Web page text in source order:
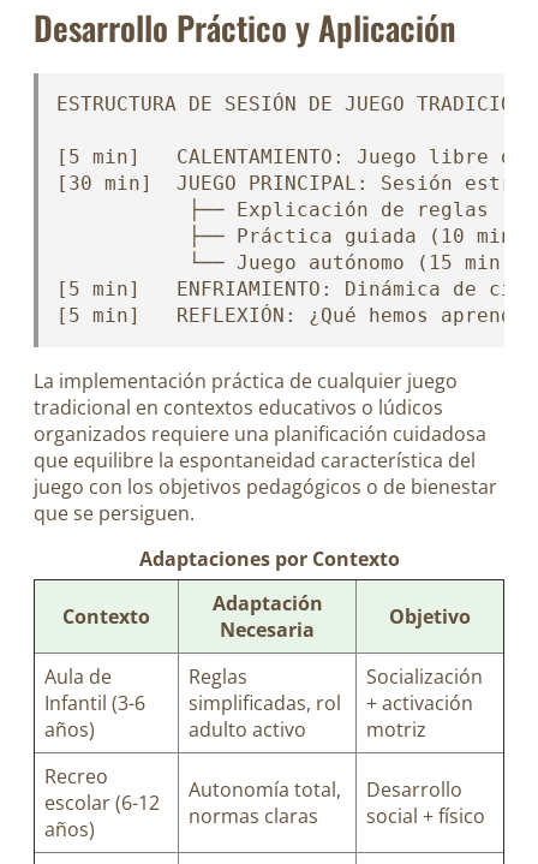
Desarrollo Práctico y Aplicación
ESTRUCTURA DE SESIÓN DE JUEGO
[5 min]   CALENTAMIENTO: Juego libre
[30 min]  JUEGO PRINCIPAL: Sesión
├── Explicación de reglas (5
           ├── Práctica guiada (10 min)
           └── Juego autónomo (15 min)
[5 min]   ENFRIAMIENTO: Dinámica de
[5 min]   REFLEXIÓN: ¿Qué hemos
La implementación práctica de cualquier juego
tradicional en contextos educativos o lúdicos
organizados requiere una planificación cuidadosa
que equilibre la espontaneidad característica del
juego con los objetivos pedagógicos o de bienestar
que se persiguen.
Adaptaciones por Contexto
Contexto
Adaptación
Necesaria
Objetivo
Aula de
Infantil (3-6
años)
Reglas
simplificadas, rol
adulto activo
Socialización
+ activación
motriz
Recreo
escolar (6-12
años)
Autonomía total,
normas claras
Desarrollo
social + físico